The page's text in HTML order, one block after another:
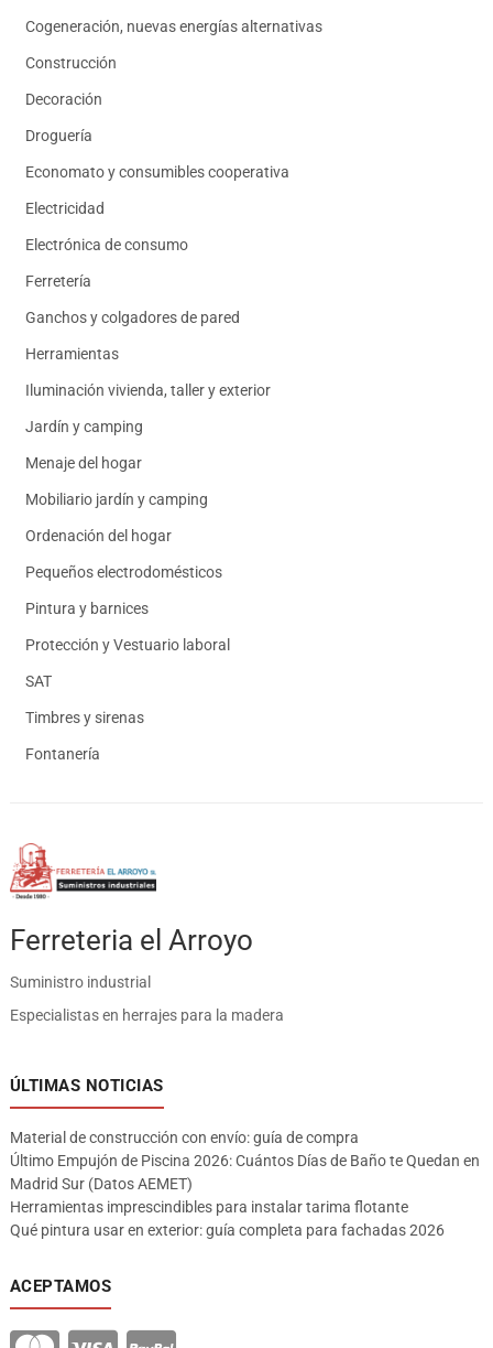
Cogeneración, nuevas energías alternativas
Construcción
Decoración
Droguería
Economato y consumibles cooperativa
Electricidad
Electrónica de consumo
Ferretería
Ganchos y colgadores de pared
Herramientas
Iluminación vivienda, taller y exterior
Jardín y camping
Menaje del hogar
Mobiliario jardín y camping
Ordenación del hogar
Pequeños electrodomésticos
Pintura y barnices
Protección y Vestuario laboral
SAT
Timbres y sirenas
Fontanería
Ferreteria el Arroyo
Suministro industrial
Especialistas en herrajes para la madera
ÚLTIMAS NOTICIAS
Material de construcción con envío: guía de compra
Último Empujón de Piscina 2026: Cuántos Días de Baño te Quedan en
Madrid Sur (Datos AEMET)
Herramientas imprescindibles para instalar tarima flotante
Qué pintura usar en exterior: guía completa para fachadas 2026
ACEPTAMOS